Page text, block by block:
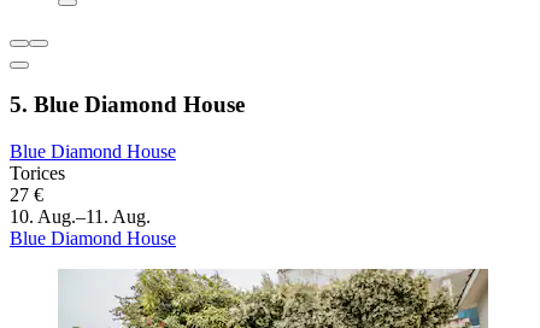
5. Blue Diamond House
Blue Diamond House
Torices
27 €
10. Aug.–11. Aug.
Blue Diamond House